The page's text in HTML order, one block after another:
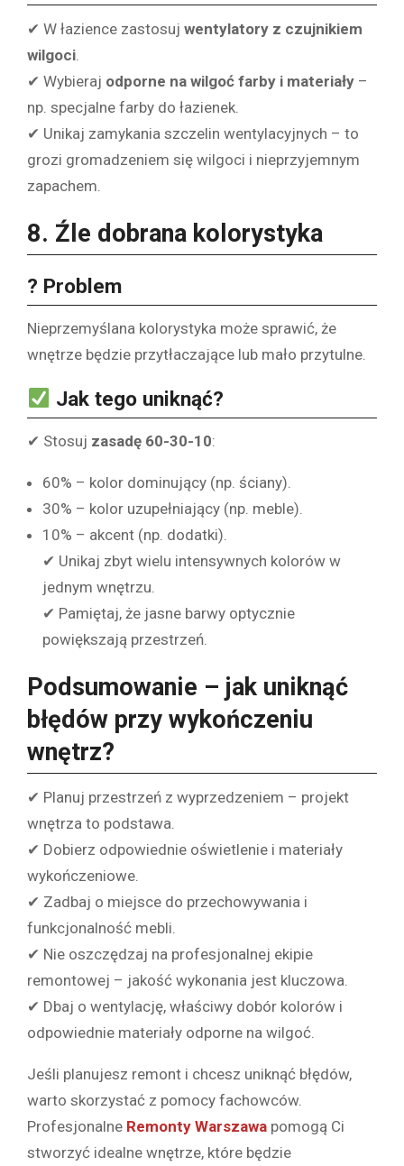
✔ W łazience zastosuj wentylatory z czujnikiem
wilgoci
✔ Wybieraj odporne na wilgoć farby i materiały –
np. specjalne farby do łazienek.
✔ Unikaj zamykania szczelin wentylacyjnych – to
grozi gromadzeniem się wilgoci i nieprzyjemnym
zapachem.
8. Źle dobrana kolorystyka
? Problem
Nieprzemyślana kolorystyka może sprawić, że
wnętrze będzie przytłaczające lub mało przytulne.
Jak tego uniknąć?
✔ Stosuj zasadę 60-30-10:
60% – kolor dominujący (np. ściany).
30% – kolor uzupełniający (np. meble).
10% – akcent (np. dodatki).
✔ Unikaj zbyt wielu intensywnych kolorów w
jednym wnętrzu.
✔ Pamiętaj, że jasne barwy optycznie
powiększają przestrzeń.
Podsumowanie – jak uniknąć
błędów przy wykończeniu
wnętrz?
✔ Planuj przestrzeń z wyprzedzeniem – projekt
wnętrza to podstawa.
✔ Dobierz odpowiednie oświetlenie i materiały
wykończeniowe.
✔ Zadbaj o miejsce do przechowywania i
funkcjonalność mebli.
✔ Nie oszczędzaj na profesjonalnej ekipie
remontowej – jakość wykonania jest kluczowa.
✔ Dbaj o wentylację, właściwy dobór kolorów i
odpowiednie materiały odporne na wilgoć.
Jeśli planujesz remont i chcesz uniknąć błędów,
warto skorzystać z pomocy fachowców.
Profesjonalne Remonty Warszawa pomogą Ci
stworzyć idealne wnętrze, które będzie